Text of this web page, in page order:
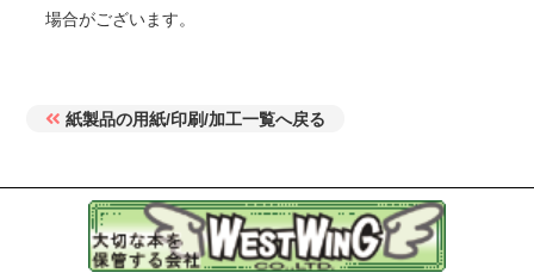
場合がございます。
紙製品の用紙/印刷/加工一覧へ戻る